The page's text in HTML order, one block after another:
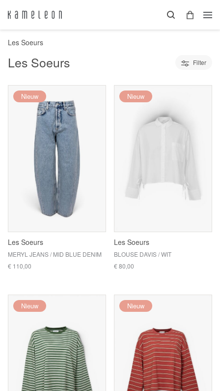
Les Soeurs
Les Soeurs Filter
Nieuw
Les Soeurs
MERYL JEANS / MID BLUE DENIM
€ 110,00
Nieuw
Les Soeurs
BLOUSE DAVIS / WIT
€ 80,00
Nieuw Nieuw